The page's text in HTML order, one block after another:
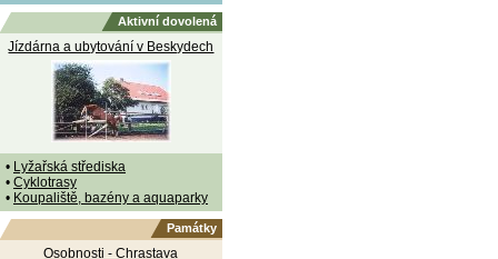
Aktivní dovolená
Jízdárna a ubytování v Beskydech
• Lyžařská střediska
• Cyklotrasy
• Koupaliště, bazény a aquaparky
Památky
Osobnosti - Chrastava